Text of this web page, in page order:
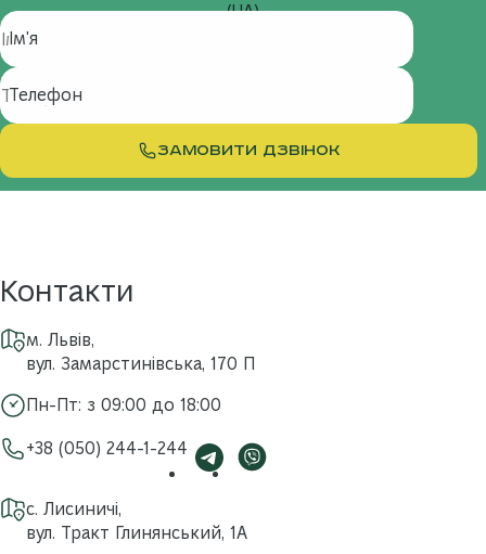
(UA)
Ім'я
Телефон
ЗАМОВИТИ ДЗВІНОК
Контакти
м. Львів,
вул. Замарстинівська, 170 П
Пн-Пт: з 09:00 до 18:00
+38 (050) 244-1-244
с. Лисиничі,
вул. Тракт Глинянський, 1А